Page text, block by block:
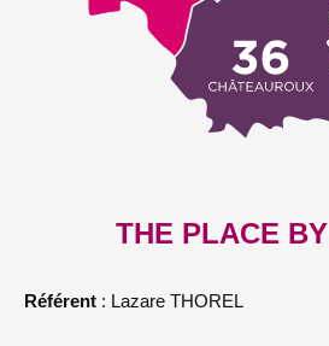
THE PLACE
Référent : Lazare THOREL